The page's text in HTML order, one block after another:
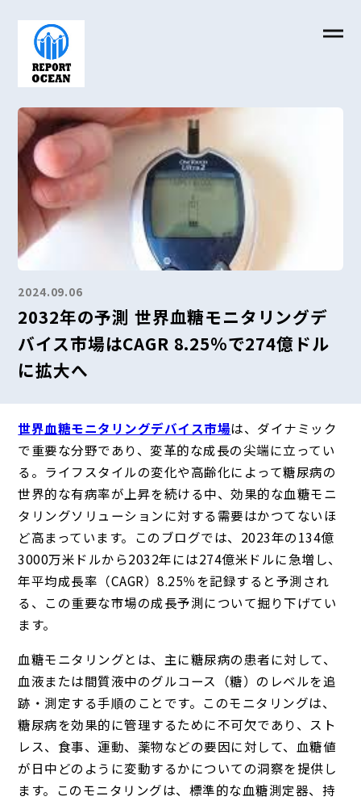
2024.09.06
2032年の予測 世界血糖モニタリングデ
バイス市場はCAGR 8.25％で274億ドル
に拡大へ
世界血糖モニタリングデバイス市場は、ダイナミック
で重要な分野であり、変革的な成長の尖端に立ってい
る。ライフスタイルの変化や高齢化によって糖尿病の
世界的な有病率が上昇を続ける中、効果的な血糖モニ
タリングソリューションに対する需要はかつてないほ
ど高まっています。このブログでは、2023年の134億
3000万米ドルから2032年には274億米ドルに急増し、
年平均成長率（CAGR）8.25％を記録すると予測され
る、この重要な市場の成長予測について掘り下げてい
ます。
血糖モニタリングとは、主に糖尿病の患者に対して、
血液または間質液中のグルコース（糖）のレベルを追
跡・測定する手順のことです。このモニタリングは、
糖尿病を効果的に管理するために不可欠であり、スト
レス、食事、運動、薬物などの要因に対して、血糖値
が日中どのように変動するかについての洞察を提供し
ます。このモニタリングは、標準的な血糖測定器、持